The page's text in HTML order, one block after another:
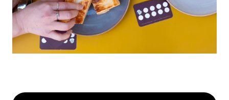
navigateur pour mon prochain commentaire.
Et bim !